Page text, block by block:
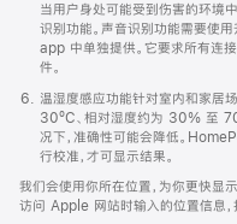
当用户身处可能受到伤害的环境
识别功能。声音识别功能需要使
app 中单独提供。它要求所有连
件。
温湿度感应功能针对室内和家居
30ºC、相对湿度约为 30% 至
况下，准确性可能会降低。
行校准，才可显示结果。
我们会使用你所在位置，为你更快显
访问 Apple 网站时输入的位置信息，